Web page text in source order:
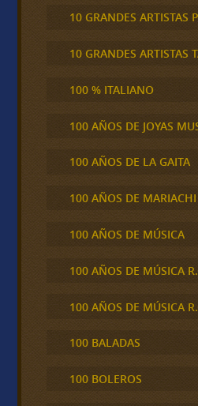
10 GRANDES ARTISTAS
10 GRANDES ARTISTAS
100 % ITALIANO
100 AÑOS DE JOYAS
100 AÑOS DE LA GAITA
100 AÑOS DE MARIACHI
100 AÑOS DE MÚSICA
100 AÑOS DE MÚSICA
100 AÑOS DE MÚSICA
100 BALADAS
100 BOLEROS